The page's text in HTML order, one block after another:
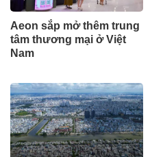
Aeon sắp mở thêm trung
tâm thương mại ở Việt
Nam